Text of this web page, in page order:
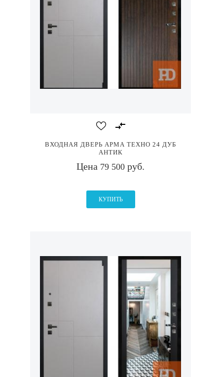
ВХОДНАЯ ДВЕРЬ АРМА ТЕХНО 24 ДУБ
АНТИК
Цена 79 500 руб.
КУПИТЬ